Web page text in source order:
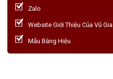
Zalo
Website Giới Thiệu Của Vũ Gia
Mẫu Bảng Hiệu